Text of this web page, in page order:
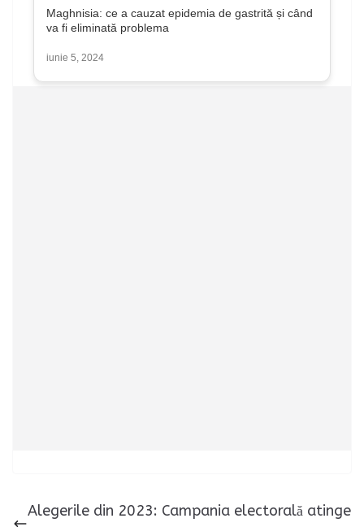
Maghnisia: ce a cauzat epidemia de gastrită și când
va fi eliminată problema
iunie 5, 2024
Alegerile din 2023: Campania electorală atinge